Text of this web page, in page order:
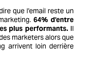
que l’email reste un
64% d’entre
plus performants.Il
marketers alors que
arrivent loin derrière